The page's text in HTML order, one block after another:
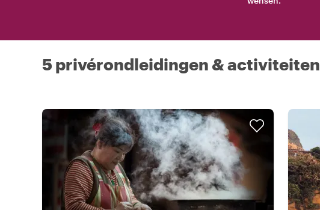
5 privérondleidingen & activiteiten